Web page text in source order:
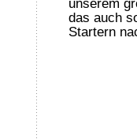
unserem
das auch
Startern